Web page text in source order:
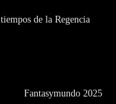
de la Regencia
Fantasymundo 2025